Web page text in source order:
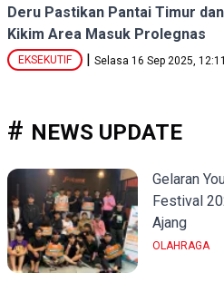
Deru Pastikan Pantai Timur dan
Kikim Area Masuk Prolegnas
EKSEKUTIF | Selasa 16 Sep 2025,
NEWS UPDATE
Gelaran
Festival
Ajang
OLAHRAGA